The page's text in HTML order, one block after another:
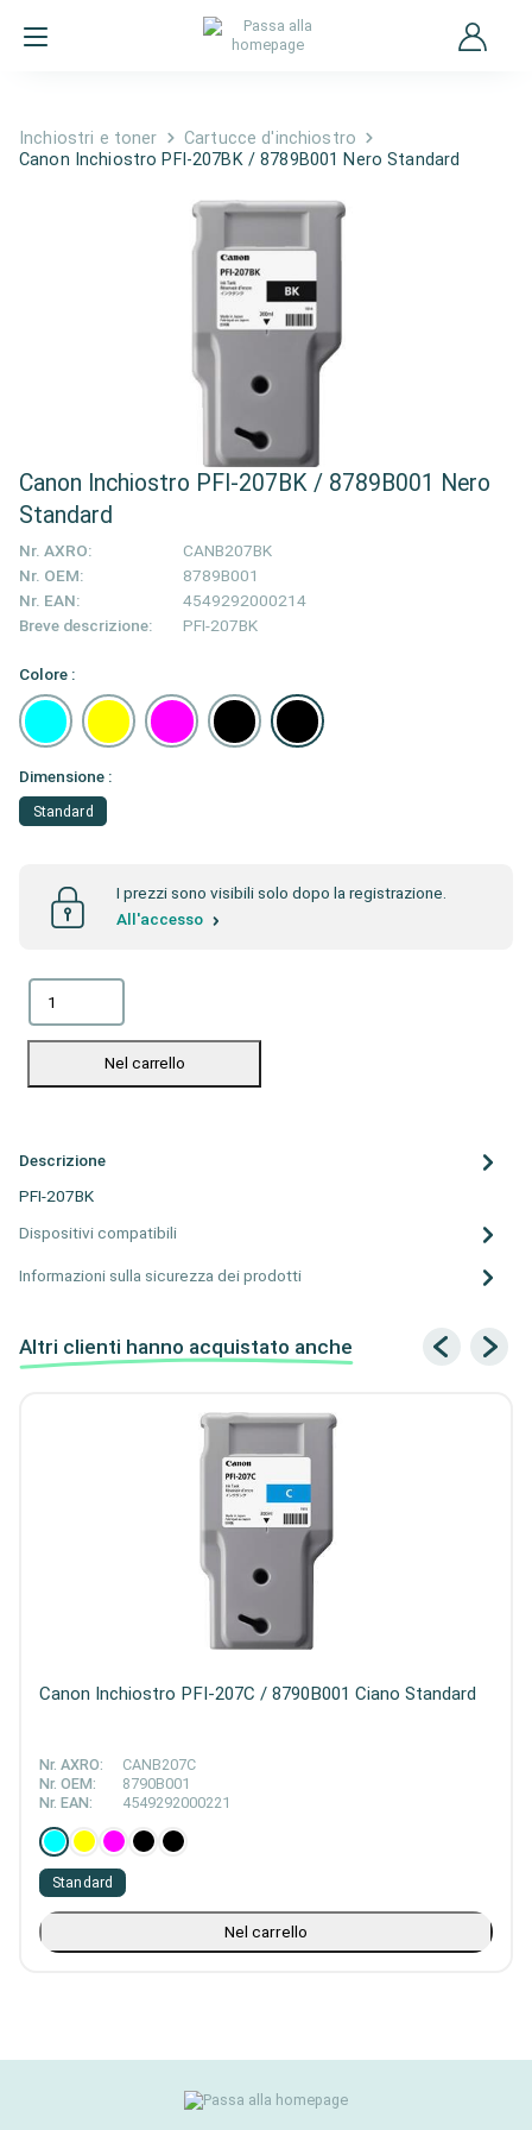
Inchiostri e toner
Cartucce d'inchiostro
Canon Inchiostro PFI-207BK / 8789B001 Nero Standard
Canon Inchiostro PFI-207BK / 8789B001 Nero
Standard
Nr. AXRO:
CANB207BK
Nr. OEM:
8789B001
Nr. EAN:
4549292000214
Breve descrizione:
PFI-207BK
Colore :
Dimensione :
Standard
I prezzi sono visibili solo dopo la registrazione.
All'accesso
Nel carrello
Descrizione
PFI-207BK
Dispositivi compatibili
Informazioni sulla sicurezza dei prodotti
Altri clienti hanno acquistato anche
Canon Inchiostro PFI-207C / 8790B001 Ciano Standard
Nr. AXRO:
CANB207C
Nr. OEM:
8790B001
Nr. EAN:
4549292000221
Standard
Nel carrello